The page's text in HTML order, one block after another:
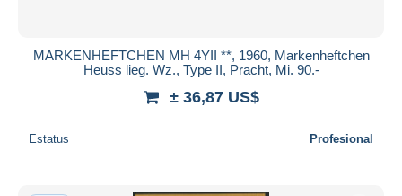
MARKENHEFTCHEN MH 4YII **, 1960, Markenheftchen
Heuss lieg. Wz., Type II, Pracht, Mi. 90.-
± 36,87 US$
Estatus Profesional